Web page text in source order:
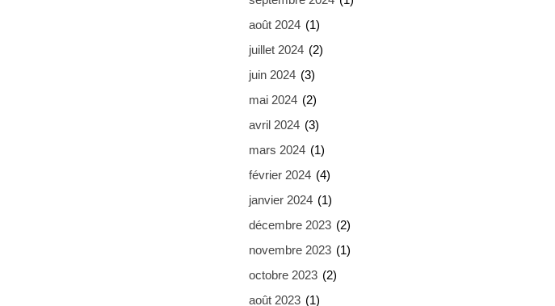
août 2024 (1)
juillet 2024 (2)
juin 2024 (3)
mai 2024 (2)
avril 2024 (3)
mars 2024 (1)
février 2024 (4)
janvier 2024 (1)
décembre 2023 (2)
novembre 2023 (1)
octobre 2023 (2)
août 2023 (1)